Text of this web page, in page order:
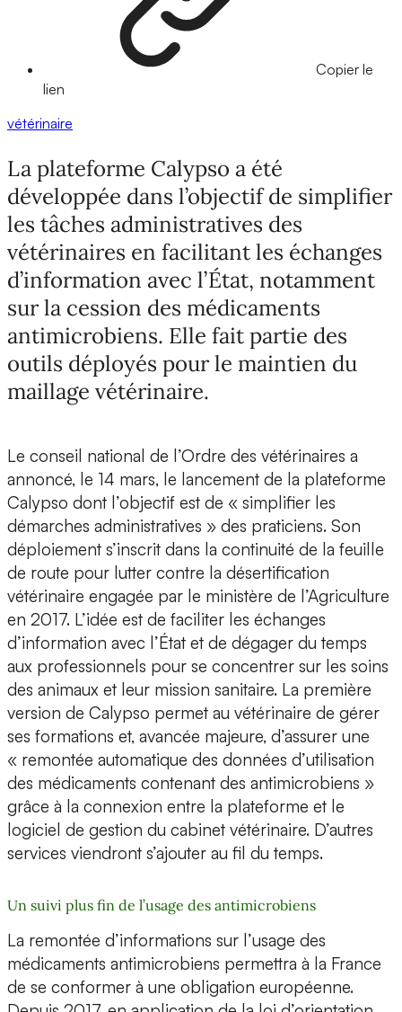
Copier le
lien
vétérinaire
La plateforme Calypso a été
développée dans l’objectif de simplifier
les tâches administratives des
vétérinaires en facilitant les échanges
d’information avec l’État, notamment
sur la cession des médicaments
antimicrobiens. Elle fait partie des
outils déployés pour le maintien du
maillage vétérinaire.
Le conseil national de l’Ordre des vétérinaires a
annoncé, le 14 mars, le lancement de la plateforme
Calypso dont l’objectif est de « simplifier les
démarches administratives » des praticiens. Son
déploiement s’inscrit dans la continuité de la feuille
de route pour lutter contre la désertification
vétérinaire engagée par le ministère de l’Agriculture
en 2017. L’idée est de faciliter les échanges
d’information avec l’État et de dégager du temps
aux professionnels pour se concentrer sur les soins
des animaux et leur mission sanitaire. La première
version de Calypso permet au vétérinaire de gérer
ses formations et, avancée majeure, d’assurer une
« remontée automatique des données d’utilisation
des médicaments contenant des antimicrobiens »
grâce à la connexion entre la plateforme et le
logiciel de gestion du cabinet vétérinaire. D’autres
services viendront s’ajouter au fil du temps.
Un suivi plus fin de l’usage des antimicrobiens
La remontée d’informations sur l’usage des
médicaments antimicrobiens permettra à la France
de se conformer à une obligation européenne.